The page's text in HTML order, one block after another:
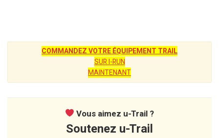
COMMANDEZ VOTRE ÉQUIPEMENT TRAIL
SUR I-RUN
MAINTENANT
Vous aimez u-Trail ?
Soutenez u-Trail